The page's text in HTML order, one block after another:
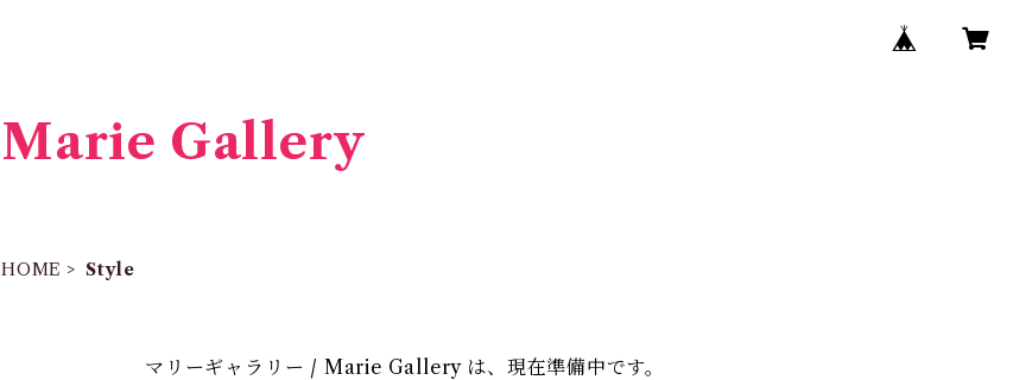
Marie Gallery
HOME Style
マリーギャラリー / Marie Gallery は、現在準備中です。